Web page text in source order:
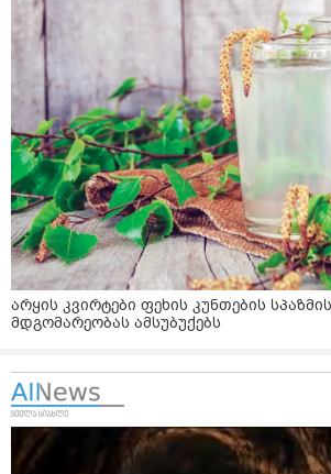
არყის კვირტები ფეხის კუნთების
მდგომარეობას ამსუბუქებს